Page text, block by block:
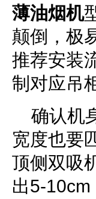
薄油烟机
颠倒，极
推荐安装
制对应吊
确认机
宽度也要
顶侧双吸
出5-